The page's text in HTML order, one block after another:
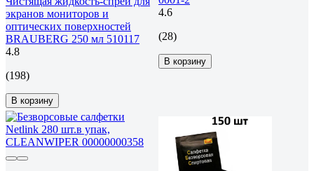
экранов мониторов и
оптических поверхностей
BRAUBERG 250 мл 510117
4.8
(198)
В корзину
4.6
(28)
В корзину